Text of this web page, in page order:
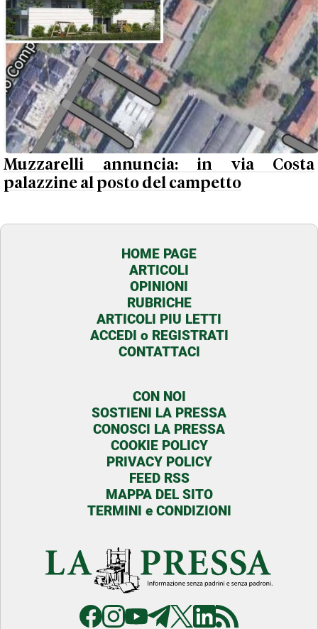
Muzzarelli annuncia: in via Costa
palazzine al posto del campetto
HOME PAGE
ARTICOLI
OPINIONI
RUBRICHE
ARTICOLI PIU LETTI
ACCEDI o REGISTRATI
CONTATTACI
CON NOI
SOSTIENI LA PRESSA
CONOSCI LA PRESSA
COOKIE POLICY
PRIVACY POLICY
FEED RSS
MAPPA DEL SITO
TERMINI e CONDIZIONI